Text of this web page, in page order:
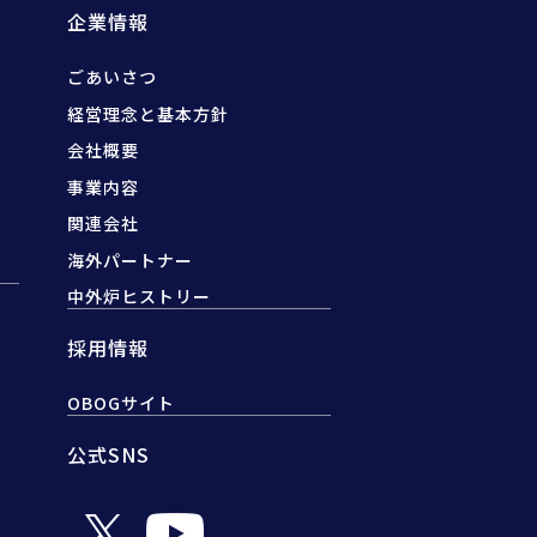
企業情報
ごあいさつ
経営理念と基本方針
会社概要
事業内容
関連会社
海外パートナー
中外炉ヒストリー
採用情報
OBOGサイト
公式SNS